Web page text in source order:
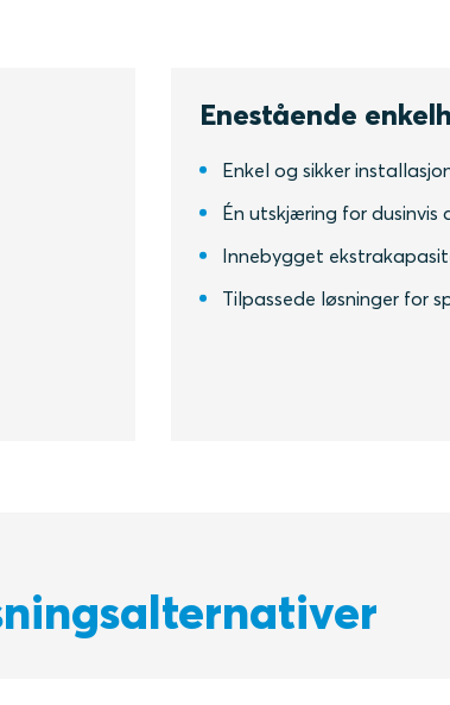
Enestående
Enkel og sikker
Én utskjæring for
Innebygget
Tilpassede løsninger for